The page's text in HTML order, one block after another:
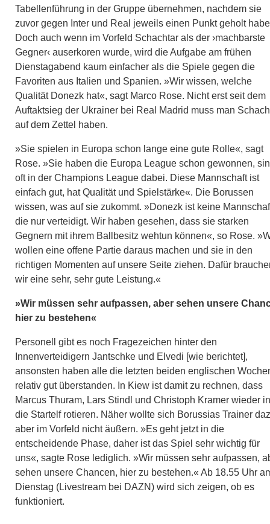
Tabellenführung in der Gruppe übernehmen, nachdem sie
zuvor gegen Inter und Real jeweils einen Punkt geholt
Doch auch wenn im Vorfeld Schachtar als der ›machbarste
Gegner‹ auserkoren wurde, wird die Aufgabe am frühen
Dienstagabend kaum einfacher als die Spiele gegen die
Favoriten aus Italien und Spanien. »Wir wissen, welche
Qualität Donezk hat«, sagt Marco Rose. Nicht erst seit dem
Auftaktsieg der Ukrainer bei Real Madrid muss man
auf dem Zettel haben.
»Sie spielen in Europa schon lange eine gute Rolle«, sagt
Rose. »Sie haben die Europa League schon gewonnen,
oft in der Champions League dabei. Diese Mannschaft ist
einfach gut, hat Qualität und Spielstärke«. Die Borussen
wissen, was auf sie zukommt. »Donezk ist keine
die nur verteidigt. Wir haben gesehen, dass sie starken
Gegnern mit ihrem Ballbesitz wehtun können«, so Rose.
wollen eine offene Partie daraus machen und sie in den
richtigen Momenten auf unsere Seite ziehen. Dafür
wir eine sehr, sehr gute Leistung.«
»Wir müssen sehr aufpassen, aber sehen unsere
hier zu bestehen«
Personell gibt es noch Fragezeichen hinter den
Innenverteidigern Jantschke und Elvedi [wie berichtet],
ansonsten haben alle die letzten beiden englischen
relativ gut überstanden. In Kiew ist damit zu rechnen, dass
Marcus Thuram, Lars Stindl und Christoph Kramer wieder in
die Startelf rotieren. Näher wollte sich Borussias Trainer
aber im Vorfeld nicht äußern. »Es geht jetzt in die
entscheidende Phase, daher ist das Spiel sehr wichtig für
uns«, sagte Rose lediglich. »Wir müssen sehr aufpassen,
sehen unsere Chancen, hier zu bestehen.« Ab 18.55 Uhr
Dienstag (Livestream bei DAZN) wird sich zeigen, ob es
funktioniert.